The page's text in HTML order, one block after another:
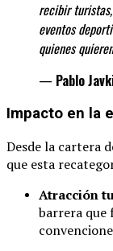
recibir
eventos
quienes
— Pablo
Impacto en la
Desde la cartera
que esta
Atracción
barrera que